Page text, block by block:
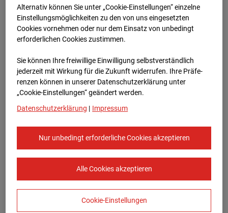
Meischlgasse 32, 1230 Wien
Zur Übersicht
Europe/Vienna
Alternativ können Sie unter „Cookie-Einstellungen“ einzelne
Einstellungsmöglichkeiten zu den von uns eingesetzten
Cookies vornehmen oder nur dem Einsatz von unbedingt
erforderlichen Cookies zustimmen.
Sie können Ihre freiwillige Einwilligung selbstverständlich
jederzeit mit Wirkung für die Zukunft widerrufen. Ihre Prä­fe­
renzen können in unserer Datenschutzerklärung unter
„Cookie-Einstellungen“ geändert werden.
Datenschutzerklärung | Impressum
Nur unbedingt erforderliche Cookies akzeptieren
Alle Cookies akzeptieren
Cookie-Einstellungen